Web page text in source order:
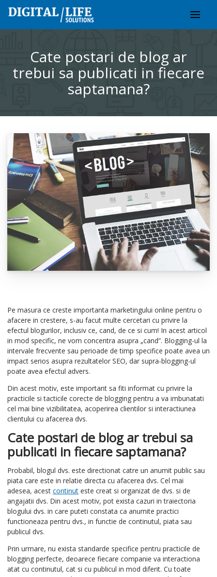
Cate postari de blog ar
trebui sa publicati in fiecare
saptamana?
Pe masura ce creste importanta marketingului online pentru o
afacere in crestere, s-au facut multe cercetari cu privire la
efectul blogurilor, inclusiv ce, cand, de ce si cum! In acest articol
in mod specific, ne vom concentra asupra „cand”. Blogging-ul la
intervale frecvente sau perioade de timp specifice poate avea un
impact serios asupra rezultatelor SEO, dar supra-blogging-ul
poate avea efectul advers.
Din acest motiv, este important sa fiti informat cu privire la
practicile si tacticile corecte de blogging pentru a va imbunatati
cel mai bine vizibilitatea, acoperirea clientilor si interactiunea
clientului cu afacerea dvs.
Cate postari de blog ar trebui sa
publicati in fiecare saptamana?
Probabil, blogul dvs. este directionat catre un anumit public sau
piata care este in relatie directa cu afacerea dvs. Cel mai
adesea, acest continut este creat si organizat de dvs. si de
angajatii dvs. Din acest motiv, pot exista cazuri in traiectoria
blogului dvs. in care puteti constata ca anumite practici
functioneaza pentru dvs., in functie de continutul, piata sau
publicul dvs.
Prin urmare, nu exista standarde specifice pentru practicile de
blogging perfecte, deoarece fiecare companie va interactiona
atat cu continutul, cat si cu publicul in mod diferit. Cu toate